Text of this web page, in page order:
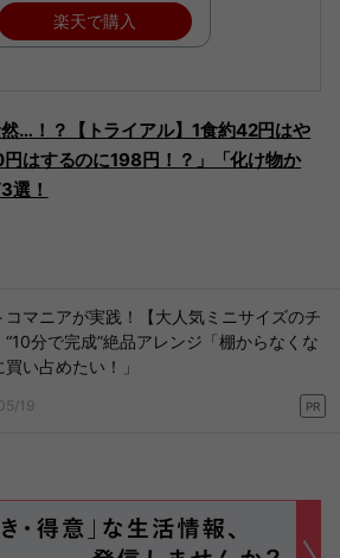
楽天で購入
…！？【トライアル】1食約42円はや
はするのに198円！？」「化け物か
選！
コマニアが実践！【大人気ミニサイズのチ
“10分で完成”絶品アレンジ「棚からなくな
買い占めたい！」
19 PR